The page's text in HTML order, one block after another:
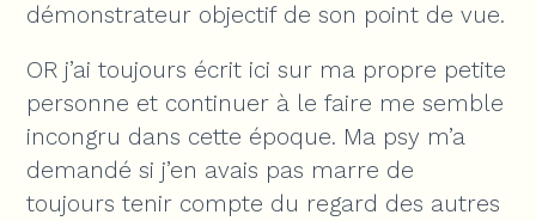
démonstrateur objectif de son point de vue.
OR j’ai toujours écrit ici sur ma propre petite
personne et continuer à le faire me semble
incongru dans cette époque. Ma psy m’a
demandé si j’en avais pas marre de
toujours tenir compte du regard des autres